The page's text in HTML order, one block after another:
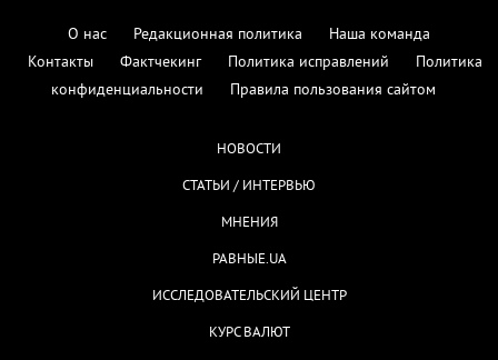
О нас Редакционная политика
Наша команда
Контакты
Фактчекинг Политика исправлений
Политика
конфиденциальности
Правила пользования сайтом
НОВОСТИ
СТАТЬИ / ИНТЕРВЬЮ
МНЕНИЯ
РАВНЫЕ.UA
ИССЛЕДОВАТЕЛЬСКИЙ ЦЕНТР
КУРС ВАЛЮТ